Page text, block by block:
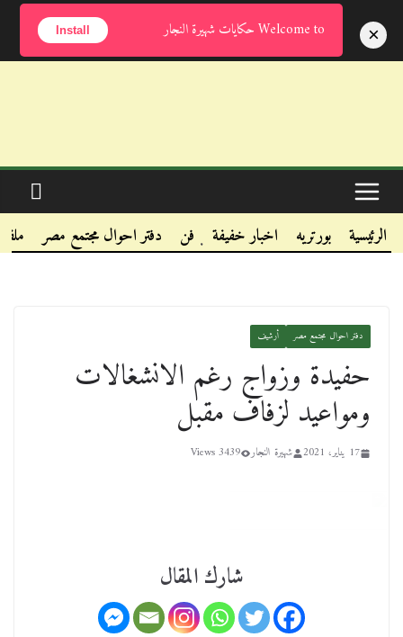
الجمعة, أغسطس 7, 2026
.
.
الرئيسية بورتريه اخبار خفيفة فن دفتر احوال مجتمع مصر
دفتر احوال مجتمع مصر أرشيف
حفيدة وزواج رغم الانشغالات
ومواعيد لزفاف مقبل
17 يناير، 2021 شهيرة النجار 3439 Views
شارك المقال
Welcome to حكايات شهيرة النجار Install ×